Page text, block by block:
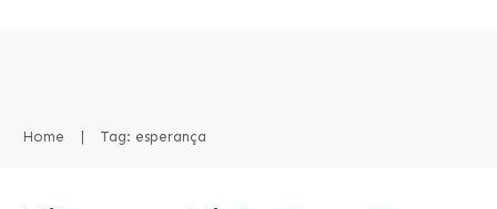
Home Tag: esperança